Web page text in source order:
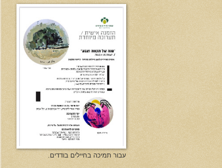
עבור תמיכה בחיילים בודדים.